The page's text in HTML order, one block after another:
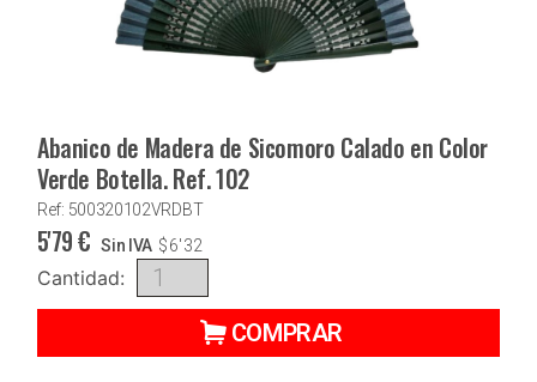
Abanico de Madera de Sicomoro Calado en Color
Verde Botella. Ref. 102
Ref: 500320102VRDBT
5'79€ Sin IVA $6'32
Cantidad:
COMPRAR